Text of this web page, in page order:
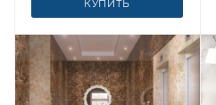
КУПИТЬ